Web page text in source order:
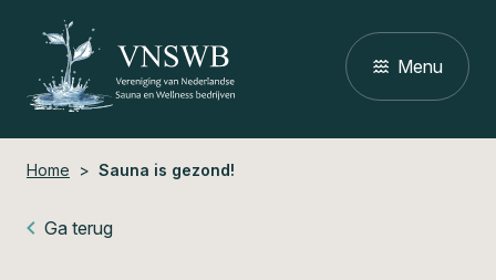
Menu
Close
Home > Sauna is gezond!
Ga terug